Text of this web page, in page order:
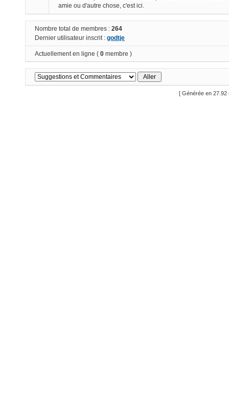
amie ou d'autre chose, c'est ici.
Nombre total de membres : 264
Dernier utilisateur inscrit : godtje
Actuellement en ligne ( 0 membre )
[ Générée en